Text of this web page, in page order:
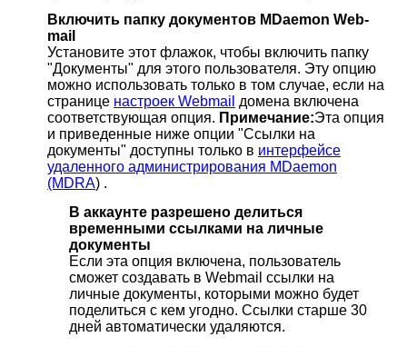
Включить папку документов MDaemon Web-
mail
Установите этот флажок, чтобы включить папку
"Документы" для этого пользователя. Эту опцию
можно использовать только в том случае, если на
странице настроек Webmail домена включена
соответствующая опция. Примечание:Эта опция
и приведенные ниже опции "Ссылки на
документы" доступны только в интерфейсе
удаленного администрирования MDaemon
(MDRA) .
В аккаунте разрешено делиться
временными ссылками на личные
документы
Если эта опция включена, пользователь
сможет создавать в Webmail ссылки на
личные документы, которыми можно будет
поделиться с кем угодно. Ссылки старше 30
дней автоматически удаляются.